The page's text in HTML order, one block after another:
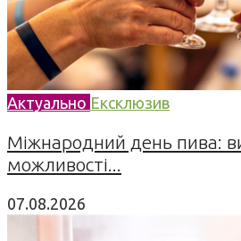
Актуально Ексклюзив
Міжнародний день пива:
можливості...
07.08.2026